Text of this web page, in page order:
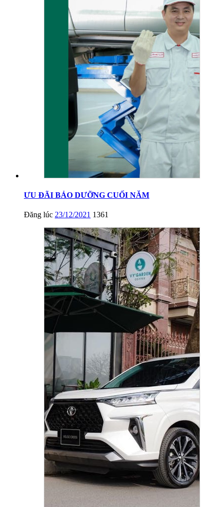
ƯU ĐÃI BẢO DƯỠNG CUỐI NĂM
Đăng lúc 23/12/2021 1361